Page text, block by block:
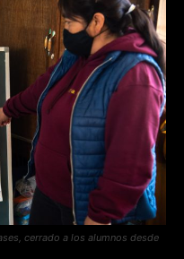
cerrado a los alumnos desde